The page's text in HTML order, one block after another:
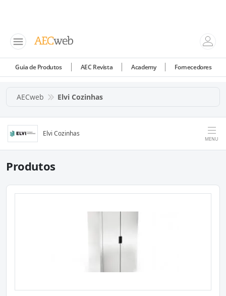
Guia de Produtos AEC Revista Academy Fornecedores
AECweb Elvi Cozinhas
Elvi Cozinhas
MENU
Produtos